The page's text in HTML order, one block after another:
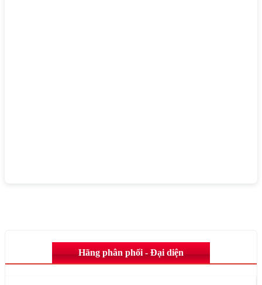
Hãng phân phối - Đại diện